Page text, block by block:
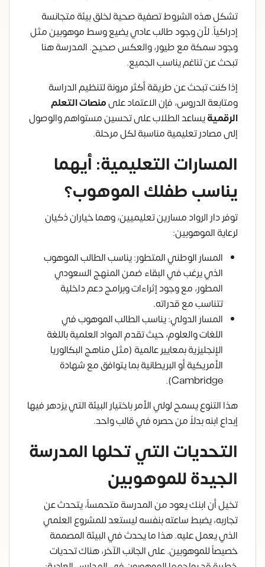
تشكل هذه الشروط تصفية صحية لخلق بيئة متجانسة
إدراكياً. لأن وجود طالب عادي يضيع وسط موهوبين مثل
وجود سمكة مع طيور، والعكس صحيح. المدرسة هنا
تبحث عن تناغم يناسب الجميع.
إذا كنت تبحث عن طريقة أكثر مرونة لتنظيم الدراسة
ومتابعة الدروس، فإن الاعتماد علىمنصات التعلم
الرقميةيساعد الطلاب على تحسين مستواهم والوصول
إلى مصادر تعليمية مناسبة لكل مرحلة.
المسارات التعليمية: أيهما
يناسب طفلك الموهوب؟
توفر دار الرواد مسارين تعليميين، وهما خياران ذكيان
لرعاية الموهوبين:
المسار الوطني المتطور: يناسب الطالب الموهوب
الذي يرغب في البقاء ضمن المنهج السعودي
المطور، مع وجود إثراءات وبرامج دعم داخلية
تتناسب مع قدراته.
المسار الدولي: يناسب الطالب الموهوب في
اللغات والعلوم، حيث تقدم المواد العلمية باللغة
الإنجليزية بمعايير عالمية (مثل مناهج البكالوريا
الأمريكية أو البريطانية بما يتوافق مع شهادة
Cambridge).
هذا التنوع يسمح لولي الأمر باختيار البيئة التي يزدهر فيها
إبداع ابنه بدلاً من حصره في قالب واحد.
التحديات التي تحلها المدرسة
الجيدة للموهوبين
تخيل أن ابنك يعود من المدرسة متحمساً، يتحدث عن
تجاربه، يضبط ساعته بنفسه ليستعد للمشروع العلمي
الذي يعمل عليه. هذا ما يحدث في البيئة المصممة
خصيصاً للموهوبين. على الجانب الآخر، هناك تحديات